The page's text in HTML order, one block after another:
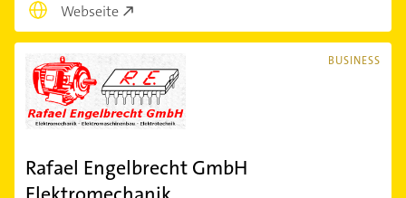
Webseite
BUSINESS
Rafael Engelbrecht GmbH